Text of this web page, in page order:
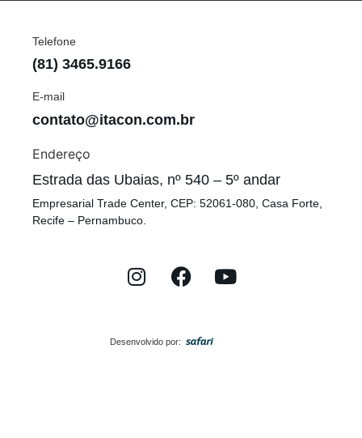
Telefone
(81) 3465.9166
E-mail
contato@itacon.com.br
Endereço
Estrada das Ubaias, nº 540 – 5º andar
Empresarial Trade Center, CEP: 52061-080, Casa Forte,
Recife – Pernambuco.
Desenvolvido por: